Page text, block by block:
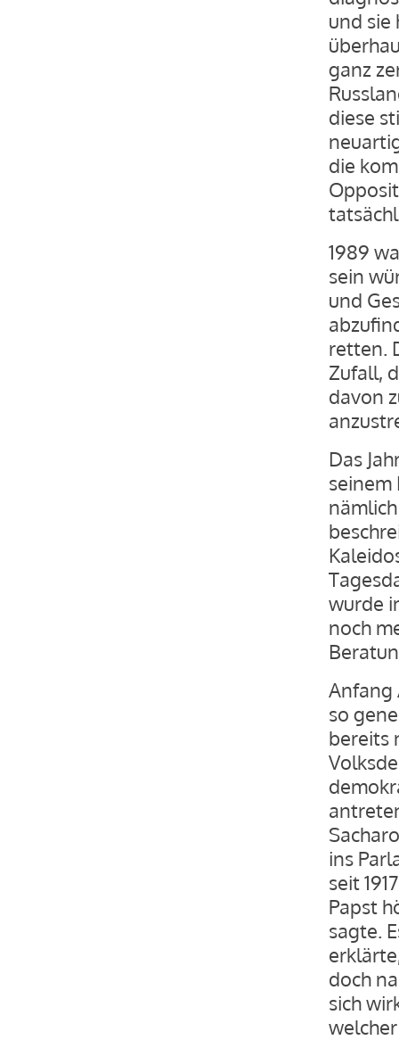
und sie
ganz
diese
die
1989
sein
und
retten.
Zufall,
davon
Das
seinem
wurde
noch
Anfang
so
bereits
ins
seit
Papst
sagte.
doch
sich